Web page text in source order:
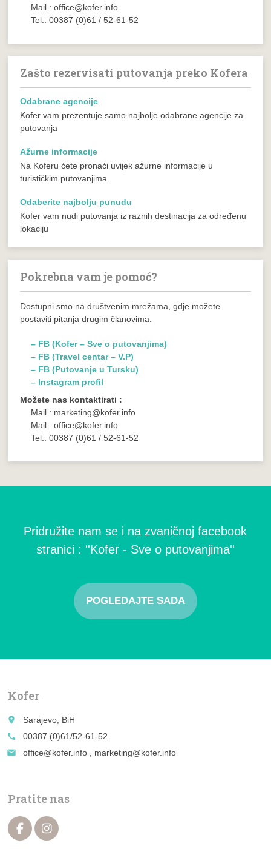
Mail : office@kofer.info
Tel.: 00387 (0)61 / 52-61-52
Zašto rezervisati putovanja preko Kofera
Odabrane agencije
Kofer vam prezentuje samo najbolje odabrane agencije za
putovanja
Ažurne informacije
Na Koferu ćete pronaći uvijek ažurne informacije u
turističkim putovanjima
Odaberite najbolju punudu
Kofer vam nudi putovanja iz raznih destinacija za određenu
lokaciju
Pokrebna vam je pomoć?
Dostupni smo na društvenim mrežama, gdje možete
postaviti pitanja drugim članovima.
– FB (Kofer – Sve o putovanjima)
– FB (Travel centar – V.P)
– FB (Putovanje u Tursku)
– Instagram profil
Možete nas kontaktirati :
Mail : marketing@kofer.info
Mail : office@kofer.info
Tel.: 00387 (0)61 / 52-61-52
Pridružite nam se i na zvaničnoj facebook
stranici : ''Kofer - Sve o putovanjima''
POGLEDAJTE SADA
Kofer
place
Sarajevo, BiH
call
00387 (0)61/52-61-52
email
office@kofer.info , marketing@kofer.info
Pratite nas